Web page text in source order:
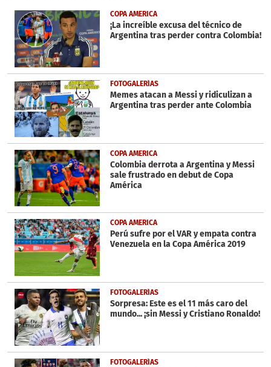
20
seconds
COPA AMERICA
¡La increíble excusa del técnico de
Argentina tras perder contra Colombia!
FOTOGALERÍAS
Memes atacan a Messi y ridiculizan a
Argentina tras perder ante Colombia
COPA AMERICA
Colombia derrota a Argentina y Messi
sale frustrado en debut de Copa
América
COPA AMERICA
Perú sufre por el VAR y empata contra
Venezuela en la Copa América 2019
FOTOGALERÍAS
Sorpresa: Este es el 11 más caro del
mundo... ¡sin Messi y Cristiano Ronaldo!
FOTOGALERÍAS